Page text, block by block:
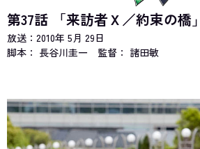
第37話 「来訪者Ｘ／約束の橋」
放送： 2010年 5月 29日
脚本： 長谷川圭一
監督： 諸田敏